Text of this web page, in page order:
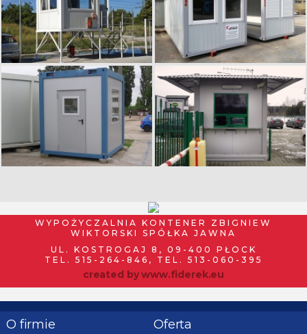
WYPOŻYCZALNIA KONTENER ZBIGNIEW
WIKTORSKI SPÓŁKA JAWNA
UL. KOSTROGAJ 8, 09-400 PŁOCK
TEL. 515-264-846, TEL. 513-060-395
created bywww.fiderek.eu
O firmie Oferta